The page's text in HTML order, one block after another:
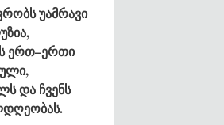
უამრავი
ერთ–ერთი
და ჩვენს